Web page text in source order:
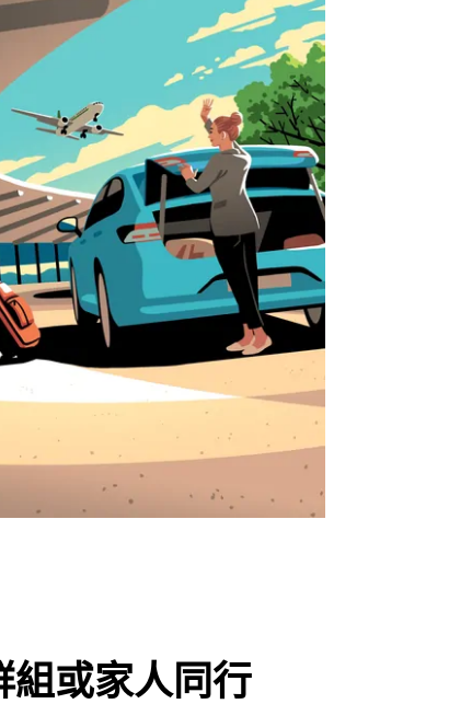
組或家人同行